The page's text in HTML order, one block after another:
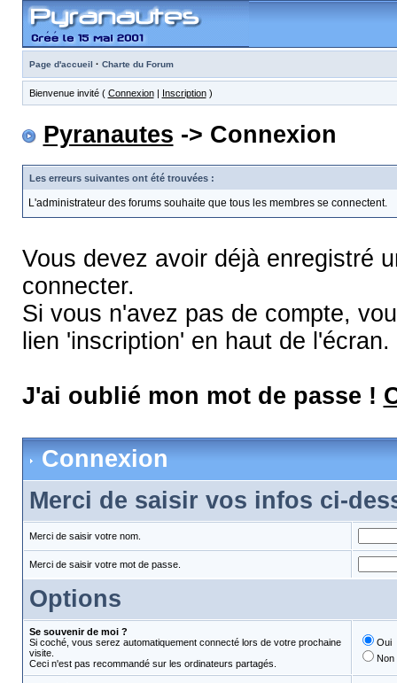
Page d'accueil · Charte du Forum
Bienvenue invité ( Connexion| Inscription)
Pyranautes -> Connexion
Les erreurs suivantes ont été trouvées :
L'administrateur des forums souhaite que tous les membres se connectent.
Vous devez avoir déjà enregistré
connecter.
Si vous n'avez pas de compte,
lien 'inscription' en haut de l'écran.
J'ai oublié mon mot de passe !
Connexion
Merci de saisir vos infos ci-
Merci de saisir votre nom.
Merci de saisir votre mot de passe.
Options
Se souvenir de moi ?
Si coché, vous serez automatiquement connecté lors de votre prochaine
visite.
Ceci n'est pas recommandé sur les ordinateurs partagés.
Oui
Non